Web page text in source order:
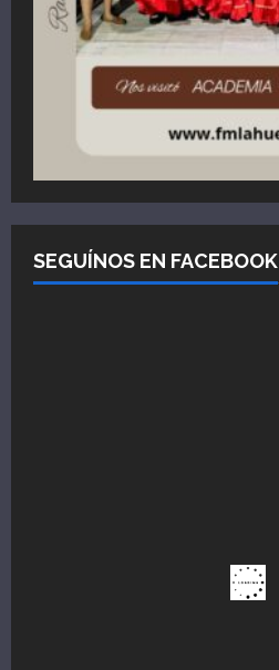
SEGUÍNOS EN FACEBOOK